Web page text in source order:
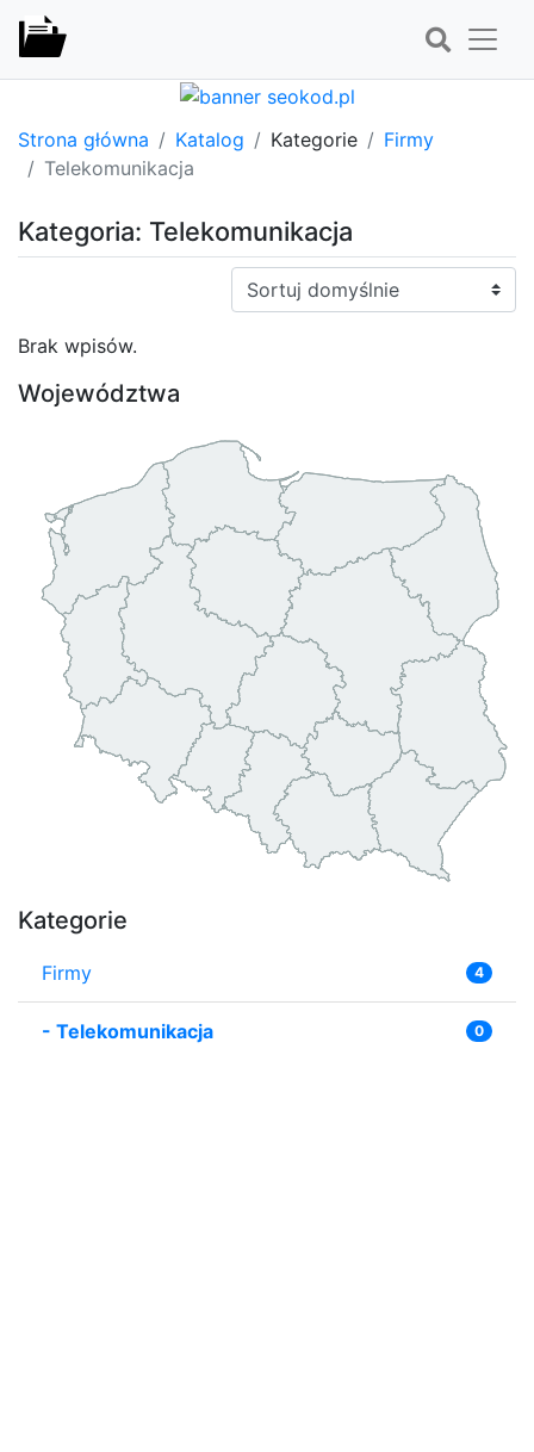
Strona główna Katalog Kategorie
Firmy
Telekomunikacja
Kategoria: Telekomunikacja
Sortuj:
Brak wpisów.
Województwa
Kategorie
Firmy 4
- Telekomunikacja 0